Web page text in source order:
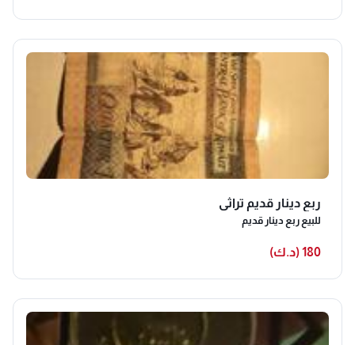
ربع دينار قديم تراثي
للبيع ربع دينار قديم
180 (د.ك)